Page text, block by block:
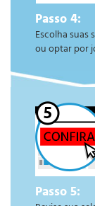
Passo 4:
Escolha suas
ou optar por
Passo 5: